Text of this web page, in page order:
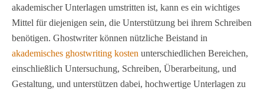
akademischer Unterlagen umstritten ist, kann es ein wichtiges
Mittel für diejenigen sein, die Unterstützung bei ihrem Schreiben
benötigen. Ghostwriter können nützliche Beistand in
akademisches ghostwriting kosten unterschiedlichen Bereichen,
einschließlich Untersuchung, Schreiben, Überarbeitung, und
Gestaltung, und unterstützen dabei, hochwertige Unterlagen zu